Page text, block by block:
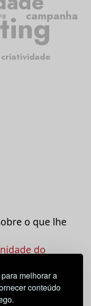
melhorar a
conteúdo
criatividade
campanha
o que lhe
do